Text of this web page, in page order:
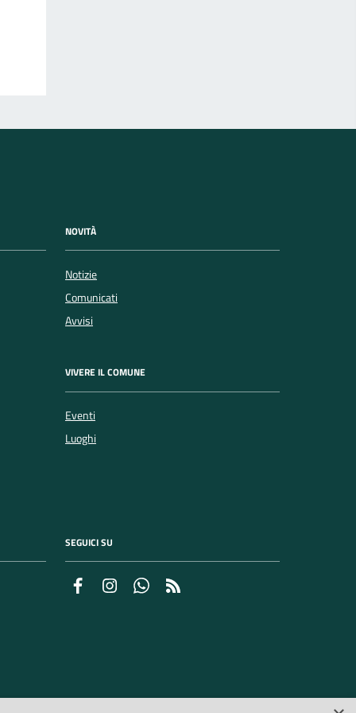
NOVITÀ
Notizie
Comunicati
Avvisi
VIVERE IL COMUNE
Eventi
Luoghi
SEGUICI SU
Facebook InstagramWhatsapp